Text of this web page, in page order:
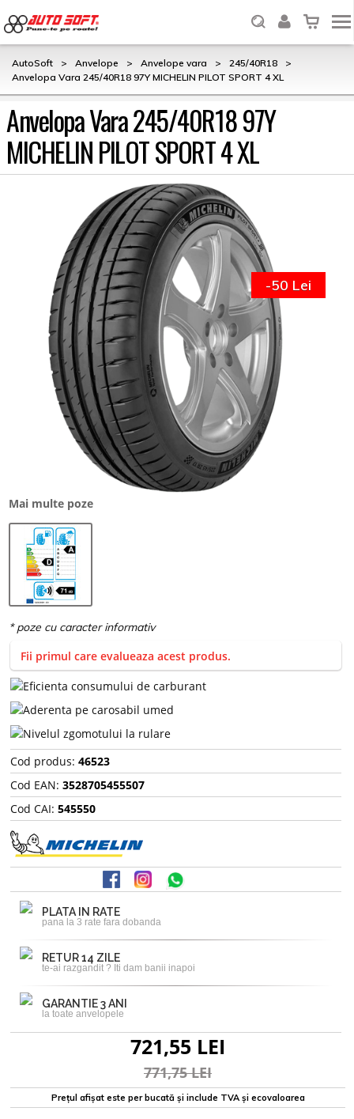
AutoSoft > Anvelope > Anvelope vara > 245/40R18
>
Anvelopa Vara 245/40R18 97Y MICHELIN PILOT SPORT 4 XL
Anvelopa Vara 245/40R18 97Y
MICHELIN PILOT SPORT 4 XL
Mai multe poze
-50 Lei
Fii primul care evalueaza acest produs.
Cod produs: 46523
Cod EAN: 3528705455507
Cod CAI: 545550
PLATA IN RATE
pana la 3 rate fara dobanda
RETUR 14 ZILE
te-ai razgandit ? Iti dam banii inapoi
GARANTIE 3 ANI
la toate anvelopele
721,55 LEI
771,75 LEI
Prețul afișat este per bucată și include TVA și ecovaloarea